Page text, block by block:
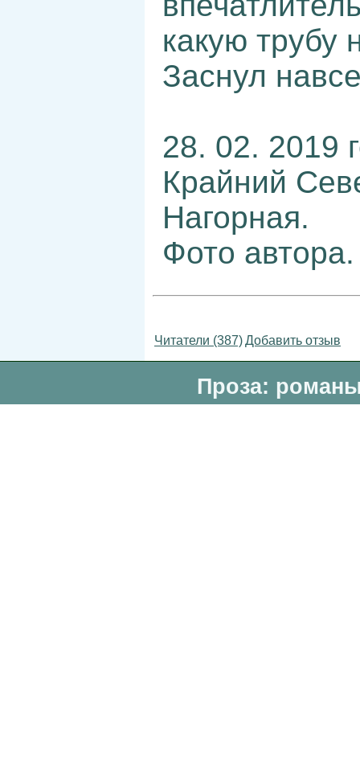
какую трубу
Заснул
28. 02. 2019
Крайний
Нагорная.
Фото автора.
Читатели (387)Добавить отзыв
Проза: